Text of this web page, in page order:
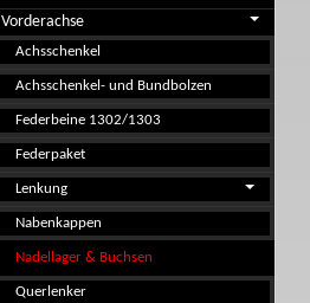
Vorderachse
Achsschenkel
Achsschenkel- und Bundbolzen
Federbeine 1302/1303
Federpaket
Lenkung
Nabenkappen
Nadellager & Buchsen
Querlenker